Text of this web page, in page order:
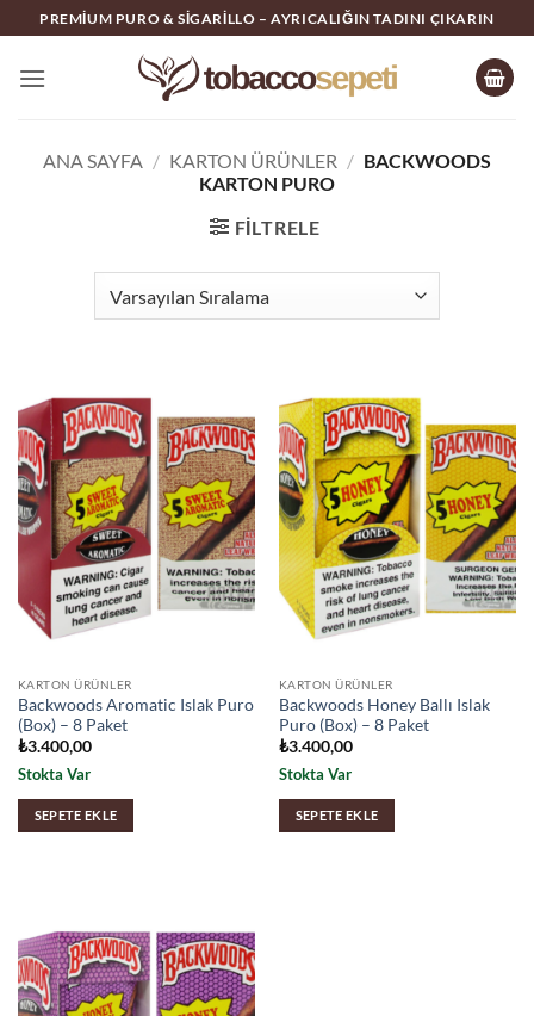
İçeriğe
atla
PREMIUM PURO & SIGARILLO – AYRICALIĞIN TADINI ÇIKARIN
ANA SAYFA / KARTON ÜRÜNLER / BACKWOODS
KARTON PURO
FILTRELE
KARTON ÜRÜNLER
Backwoods Aromatic Islak Puro
(Box) – 8 Paket
₺3.400,00
Stokta Var
SEPETE EKLE
KARTON ÜRÜNLER
Backwoods Honey Ballı Islak
Puro (Box) – 8 Paket
₺3.400,00
Stokta Var
SEPETE EKLE